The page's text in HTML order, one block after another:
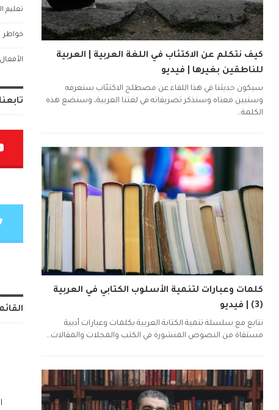
كيف نتكلم عن الاكتئاب في اللغة العربية | العربية
للناطقين بغيرها | فيديو
سيكون حديثنا في هذا اللقاء عن مصطلح الاكتئاب سنعرفه
وسنبين معناه وسنذكر تصريفاته في لغتنا العربية، وسنضع هذه
الكلمة…
كلمات وعبارات لتنمية الأسلوب الكتابي في العربية
(3) | فيديو
نتابع مع سلسلة تنمية الكتابة العربية بكلمات وعبارات أدبية
مستقاة من النصوص المنشورة في الكتب والمجلات والمقالات…
تعليم
خواطر
الأفعال
تابعنا